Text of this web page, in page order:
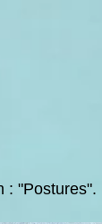
: "Postures".